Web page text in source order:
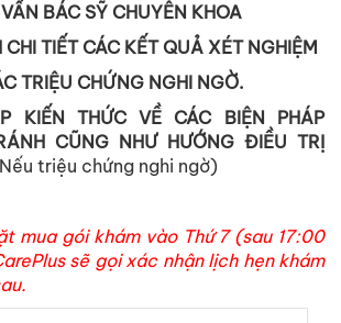
BÁC SỸ CHUYÊN KHOA
CHI TIẾT CÁC KẾT QUẢ XÉT NGHIỆM
TRIỆU CHỨNG NGHI NGỜ.
KIẾN THỨC VỀ CÁC BIỆN PHÁP
CŨNG NHƯ HƯỚNG ĐIỀU TRỊ
triệu chứng nghi ngờ)
mua gói khám vào Thứ 7 (sau 17:00
sẽ gọi xác nhận lịch hẹn khám